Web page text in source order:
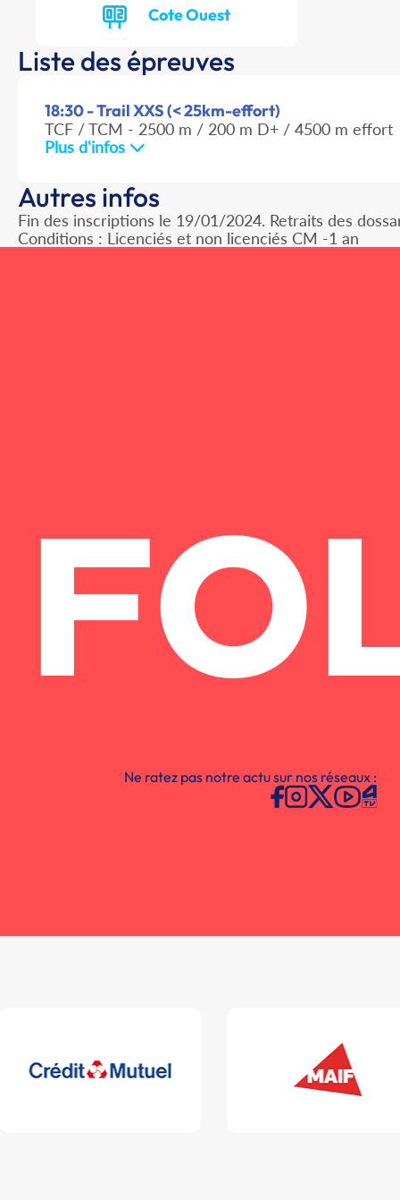
Cote Ouest
Liste des épreuves
18:30 - Trail XXS (< 25km-effort)
TCF / TCM - 2500 m / 200 m D+ / 4500 m effort
Plus d'infos
Autres infos
Fin des inscriptions le 19/01/2024. Retraits des
Conditions : Licenciés et non licenciés CM -1 an
Ne ratez pas notre actu sur nos réseaux :